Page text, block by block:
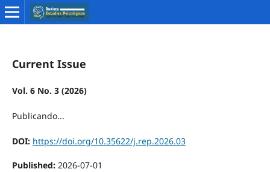
Current Issue
Vol. 6 No. 3 (2026)
Publicando...
DOI: https://doi.org/10.35622/j.rep.2026.03
Published: 2026-07-01